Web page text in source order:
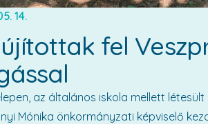
14.
fel
az általános iskola mellett
Mónika önkormányzati képviselő